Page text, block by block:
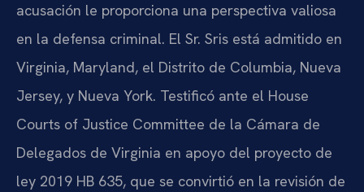
acusación le proporciona una perspectiva valiosa
en la defensa criminal. El Sr. Sris está admitido en
Virginia, Maryland, el Distrito de Columbia, Nueva
Jersey, y Nueva York. Testificó ante el House
Courts of Justice Committee de la Cámara de
Delegados de Virginia en apoyo del proyecto de
ley 2019 HB 635, que se convirtió en la revisión de